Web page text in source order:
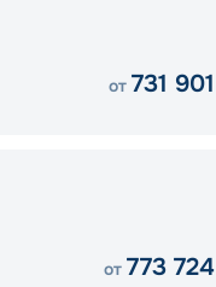
от 731 901
от 773 724